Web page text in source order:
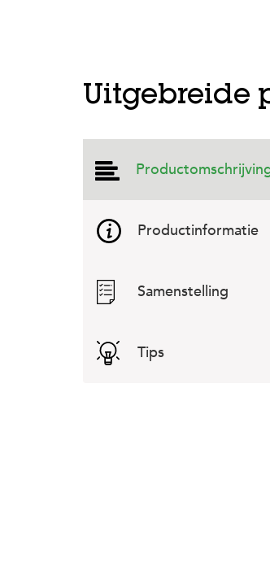
Uitgebreide
Productinformatie
Samenstelling
Tips